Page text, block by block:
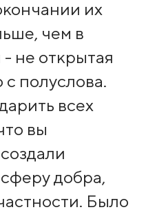
их
чем в
не открытая
с полуслова.
всех
вы
добра,
Было